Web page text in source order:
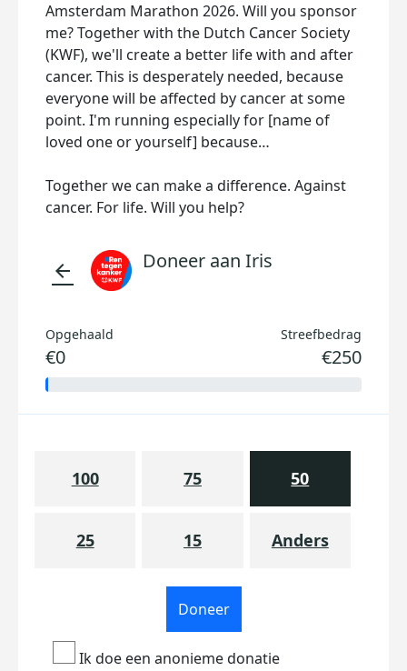
Amsterdam Marathon 2026. Will you sponsor
me? Together with the Dutch Cancer Society
(KWF), we'll create a better life with and after
cancer. This is desperately needed, because
everyone will be affected by cancer at some
point. I'm running especially for [name of
loved one or yourself] because…
Together we can make a difference. Against
cancer. For life. Will you help?
arrow_back Doneer aan Iris
Opgehaald
€0
Streefbedrag
€250
100 75 50
25 15 Anders
Doneer
Ik doe een anonieme donatie